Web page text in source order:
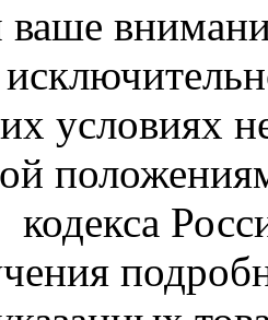
условиях
кодекса